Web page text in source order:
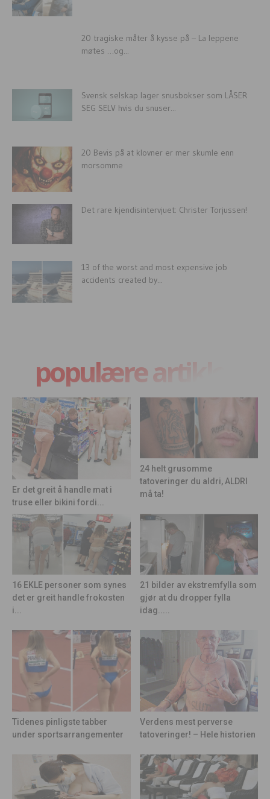
20 tragiske måter å kysse på – La leppene
møtes …og...
Svensk selskap lager snusbokser som LÅSER
SEG SELV hvis du snuser...
20 Bevis på at klovner er mer skumle enn
morsomme
Det rare kjendisintervjuet: Christer Torjussen!
13 of the worst and most expensive job
accidents created by...
populære artikler
Er det greit å handle mat i
truse eller bikini fordi...
24 helt grusomme
tatoveringer du aldri, ALDRI
må ta!
16 EKLE personer som synes
det er greit handle frokosten
i...
21 bilder av ekstremfylla som
gjør at du dropper fylla
idag.....
Tidenes pinligste tabber
under sportsarrangementer
Verdens mest perverse
tatoveringer! – Hele historien